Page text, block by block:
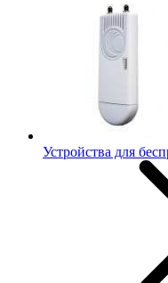
Устройства для